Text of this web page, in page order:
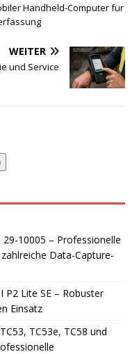
Handheld-Computer für
WEITER
und Service
10005 – Professionelle
Data-Capture-
Lite SE – Robuster
Einsatz
TC53e, TC58 und